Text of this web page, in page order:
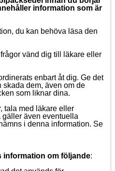
information som är
du kan behöva läsa den
vänd dig till läkare eller
enbart åt dig. Ge det
skada dem, även om de
som liknar dina.
tala med läkare eller
även eventuella
i denna information. Se
information om följande: